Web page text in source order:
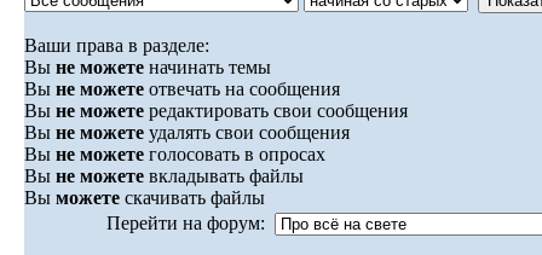
Ваши права в разделе:
Вы не можете начинать темы
Вы не можете отвечать на сообщения
Вы не можете редактировать свои сообщения
Вы не можете удалять свои сообщения
Вы не можете голосовать в опросах
Вы не можете вкладывать файлы
Вы можете скачивать файлы
Перейти на форум: